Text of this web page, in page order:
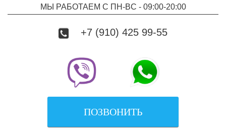
МЫ РАБОТАЕМ С ПН-ВC - 09:00-20:00
+7 (910) 425 99-55
ПОЗВОНИТЬ